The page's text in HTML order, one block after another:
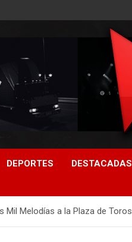
DEPORTES DESTACADAS
Mil Melodías a la Plaza de Toros